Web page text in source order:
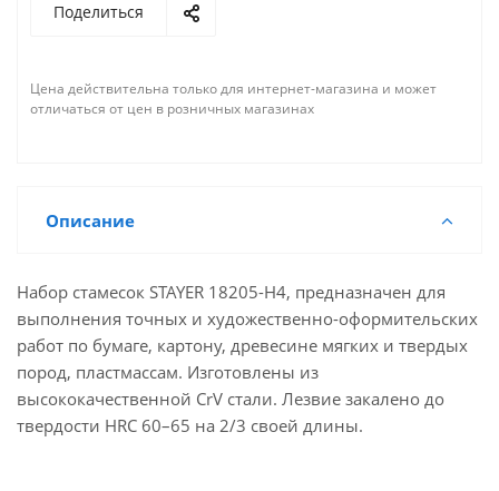
Поделиться
Цена действительна только для интернет-магазина и может
отличаться от цен в розничных магазинах
Описание
Набор стамесок STAYER 18205-H4, предназначен для
выполнения точных и художественно-оформительских
работ по бумаге, картону, древесине мягких и твердых
пород, пластмассам. Изготовлены из
высококачественной CrV стали. Лезвие закалено до
твердости HRC 60–65 на 2/3 своей длины.